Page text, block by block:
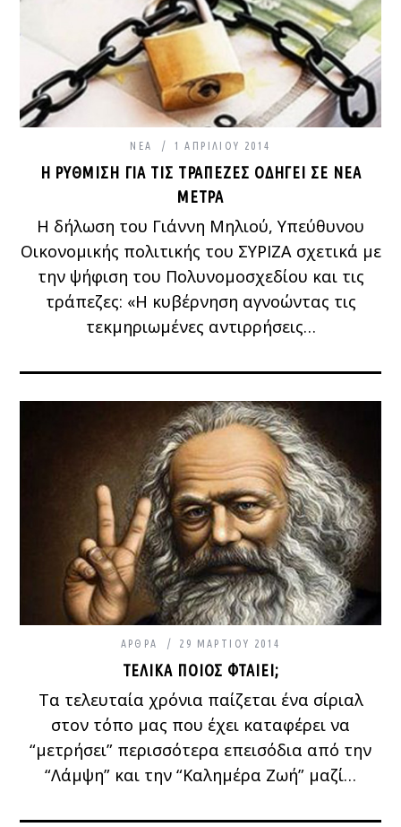
ΝΈΑ 1 ΑΠΡΙΛΊΟΥ 2014
Η ΡΎΘΜΙΣΗ ΓΙΑ ΤΙΣ ΤΡΆΠΕΖΕΣ ΟΔΗΓΕΊ ΣΕ ΝΈΑ
ΜΈΤΡΑ
Η δήλωση του Γιάννη Μηλιού, Υπεύθυνου
Οικονομικής πολιτικής του ΣΥΡΙΖΑ σχετικά με
την ψήφιση του Πολυνομοσχεδίου και τις
τράπεζες: «Η κυβέρνηση αγνοώντας τις
τεκμηριωμένες αντιρρήσεις…
ΆΡΘΡΑ 29 ΜΑΡΤΊΟΥ 2014
ΤΕΛΙΚΆ ΠΟΙΟΣ ΦΤΑΊΕΙ;
Τα τελευταία χρόνια παίζεται ένα σίριαλ
στον τόπο μας που έχει καταφέρει να
“μετρήσει” περισσότερα επεισόδια από την
“Λάμψη” και την “Καλημέρα Ζωή” μαζί…